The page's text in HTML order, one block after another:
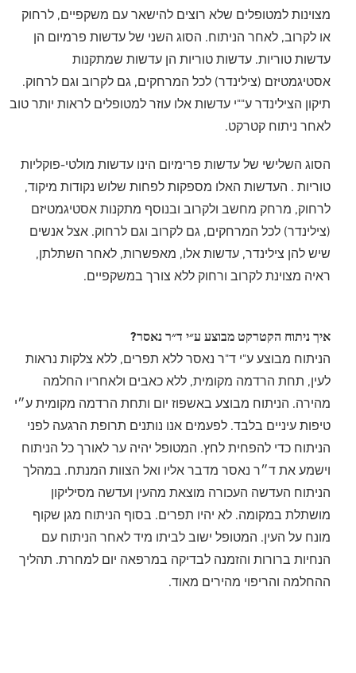
מצוינות למטופלים שלא רוצים להישאר עם משקפיים, לרחוק
או לקרוב, לאחר הניתוח. הסוג השני של עדשות פרמיום הן
עדשות טוריות. עדשות טוריות הן עדשות שמתקנות
אסטיגמטיזם (צילינדר) לכל המרחקים, גם לקרוב וגם לרחוק.
תיקון הצילינדר ע""י עדשות אלו עוזר למטופלים לראות יותר טוב
לאחר ניתוח קטרקט.
הסוג השלישי של עדשות פרימיום הינו עדשות מולטי-פוקליות
טוריות . העדשות האלו מספקות לפחות שלוש נקודות מיקוד,
לרחוק, מרחק מחשב ולקרוב ובנוסף מתקנות אסטיגמטיזם
(צילינדר) לכל המרחקים, גם לקרוב וגם לרחוק. אצל אנשים
שיש להן צילינדר, עדשות אלו, מאפשרות, לאחר השתלתן,
ראיה מצוינת לקרוב ורחוק ללא צורך במשקפיים.
איך ניתוח הקטרקט מבוצע ע״י ד״ר נאסר?
הניתוח מבוצע ע"י ד"ר נאסר ללא תפרים, ללא צלקות נראות
לעין, תחת הרדמה מקומית, ללא כאבים ולאחריו החלמה
מהירה. הניתוח מבוצע באשפוז יום ותחת הרדמה מקומית ע״י
טיפות עיניים בלבד. לפעמים אנו נותנים תרופת הרגעה לפני
הניתוח כדי להפחית לחץ. המטופל יהיה ער לאורך כל הניתוח
וישמע את ד״ר נאסר מדבר אליו ואל הצוות המנתח. במהלך
הניתוח העדשה העכורה מוצאת מהעין ועדשה מסיליקון
מושתלת במקומה. לא יהיו תפרים. בסוף הניתוח מגן שקוף
מונח על העין. המטופל ישוב לביתו מיד לאחר הניתוח עם
הנחיות ברורות והזמנה לבדיקה במרפאה יום למחרת. תהליך
ההחלמה והריפוי מהירים מאוד.​​